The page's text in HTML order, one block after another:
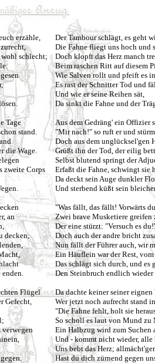
erzähle,
schlecht;
Tage
stand.
die Wage.
zweite Corps
an
decken,
enden.
Flügel
Gefecht,
verwegen
Der Tambour schlägt, es geht
Die Fahne fliegt uns hoch und
Doch klopft das Herz manch
Beim raschen Ritt auf diesem
Wie Salven rollt und pfeift es
Es rast der Schnitter Tod und
Und wie er seine Reihen sät,
Da sinkt die Fahne und der
Aus dem Gedräng' ein Offizier
"Mir nach!" so ruft er und
Doch aus dem unglücksel'gen
Grüßt ihn der Tod, der eilig
Selbst blutend springt der
Erfaßt die Fahne, schwingt sie
Da deckt sein Auge dunkler
Und sterbend küßt sein
"Was fällt, das fällt! Vorwärts
Zwei brave Musketiere greifen
Der eine stürzt: "Versuch es
Doch auch der andre bricht
Nun fällt der Führer auch, wir
Ein Häuflein war der Rest,
Das schlägt sich durch, und es
Den Steinbruch endlich wieder
Da dachte keiner seiner eignen
Wer jetzt noch aufrecht stand
"Die Fahne fehlt, holt sie
So scholl es laut von Mund zu
Ein Halbzug wird zum Suchen
Und - kommt nicht wieder,
Uns bebt das Herz;
Hast du dich zürnend gegen